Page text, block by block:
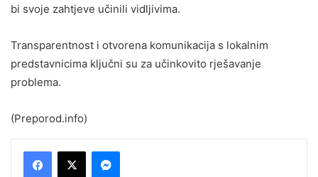
bi svoje zahtjeve učinili vidljivima.
Transparentnost i otvorena komunikacija s lokalnim
predstavnicima ključni su za učinkovito rješavanje
problema.
(Preporod.info)